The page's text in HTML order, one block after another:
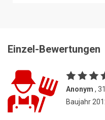
Einzel-Bewertungen
Anonym ,
Baujahr